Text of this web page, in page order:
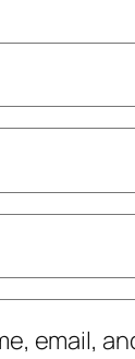
email,